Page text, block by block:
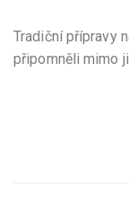
Tradiční přípravy
připomněli mimo